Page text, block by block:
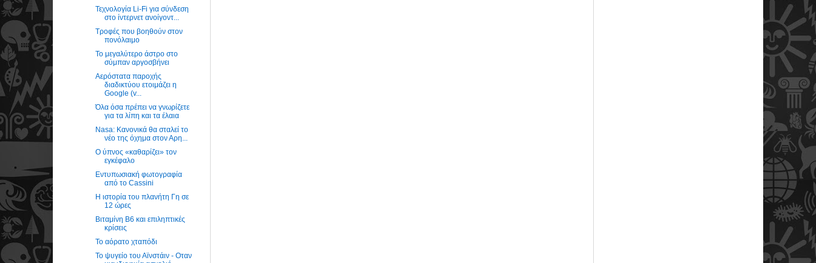
Τεχνολογία Li-Fi για σύνδεση
στο ίντερνετ ανοίγοντ...
Τροφές που βοηθούν στον
πονόλαιμο
Το μεγαλύτερο άστρο στο
σύμπαν αργοσβήνει
Αερόστατα παροχής
διαδικτύου ετοιμάζει η
Google (v...
Όλα όσα πρέπει να γνωρίζετε
για τα λίπη και τα έλαια
Nasa: Kανονικά θα σταλεί το
νέο της όχημα στον Αρη...
Ο ύπνος «καθαρίζει» τον
εγκέφαλο
Εντυπωσιακή φωτογραφία
από το Cassini
Η ιστορία του πλανήτη Γη σε
12 ώρες
Βιταμίνη Β6 και επιληπτικές
κρίσεις
Το αόρατο χταπόδι
Το ψυγείο του Αϊνστάιν - Οταν